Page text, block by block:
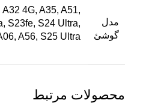
مدل
گوشئ
4G, A35, A51,
S23fe, S24 Ultra,
A56, S25 Ultra
محصولات مرتبط